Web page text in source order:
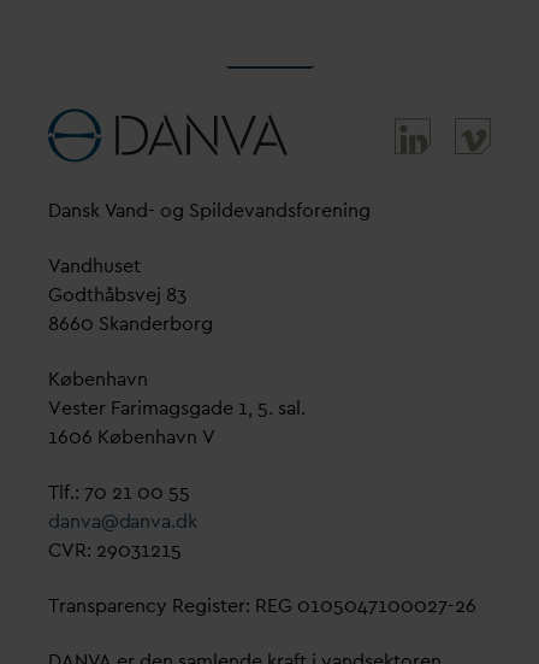
Dansk Vand- og Spildevandsforening
Vandhuset
Godthåbsvej 83
8660 Skanderborg
København
Vester Farimagsgade 1, 5. sal.
1606 København V
Tlf.: 70 21 00 55
danva@danva.dk
CVR: 29031215
Transparency Register: REG 0105047100027-26